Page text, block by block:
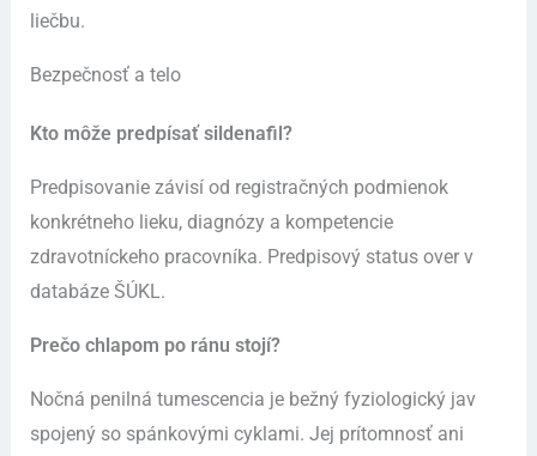
liečbu.
Bezpečnosť a telo
Kto môže predpísať sildenafil?
Predpisovanie závisí od registračných podmienok
konkrétneho lieku, diagnózy a kompetencie
zdravotníckeho pracovníka. Predpisový status over v
databáze ŠÚKL.
Prečo chlapom po ránu stojí?
Nočná penilná tumescencia je bežný fyziologický jav
spojený so spánkovými cyklami. Jej prítomnosť ani